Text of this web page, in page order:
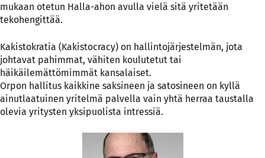
mukaan otetun Halla-ahon avulla vielä sitä yritetään
tekohengittää.
Kakistokratia (Kakistocracy) on hallintojärjestelmän, jota
johtavat pahimmat, vähiten koulutetut tai
häikäilemättömimmät kansalaiset.
Orpon hallitus kaikkine saksineen ja satosineen on kyllä
ainutlaatuinen yritelmä palvella vain yhtä herraa taustalla
olevia yritysten yksipuolista intressiä.